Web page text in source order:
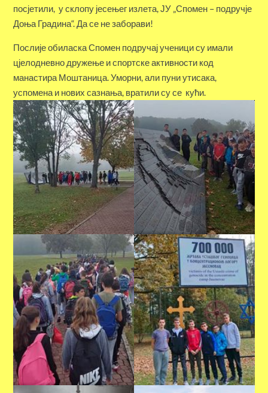
посјетили, у склопу јесењег излета, ЈУ „Спомен – подручје
Доња Градина“. Да се не заборави!
Послије обиласка Спомен подручај ученици су имали
цјелодневно дружење и спортске активности код
манастира Моштаница. Уморни, али пуни утисака,
успомена и нових сазнања, вратили су се кући.